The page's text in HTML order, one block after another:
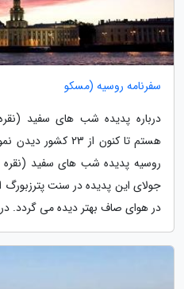
سفرنامه روسیه (مسکو
درباره پدیده شب های سفید
هستم تا کنون از 23
جولای این پدیده در سنت
در هوای صاف بهتر دیده می گردد.